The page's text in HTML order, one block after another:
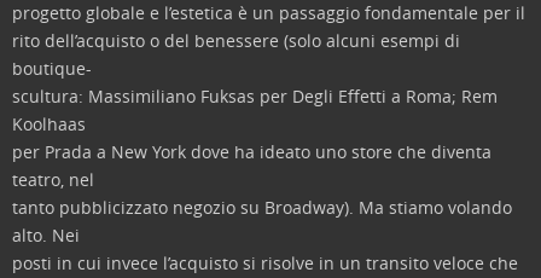
progetto globale e l’estetica è un passaggio fondamentale per il
rito dell’acquisto o del benessere (solo alcuni esempi di
boutique-
scultura: Massimiliano Fuksas per Degli Effetti a Roma; Rem
Koolhaas
per Prada a New York dove ha ideato uno store che diventa
teatro, nel
tanto pubblicizzato negozio su Broadway). Ma stiamo volando
alto. Nei
posti in cui invece l’acquisto si risolve in un transito veloce che